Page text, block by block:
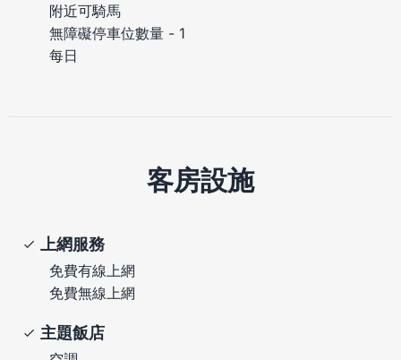
附近可騎馬
無障礙停車位數量 - 1
每日
客房設施
上網服務
免費有線上網
免費無線上網
主題飯店